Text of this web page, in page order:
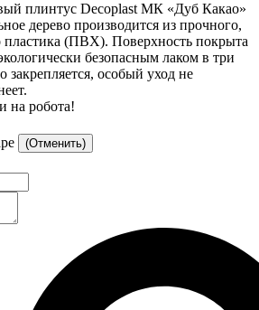
плинтус Decoplast МК «Дуб Какао»
дерево производится из прочного,
пластика (ПВХ). Поверхность покрыта
безопасным лаком в три
закрепляется, особый уход не
на робота!
(Отменить)